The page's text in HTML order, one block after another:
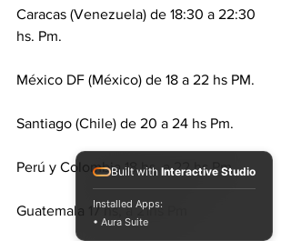
Caracas (Venezuela) de 18:30 a 22:30
hs. Pm.
México DF (México) de 18 a 22 hs PM.
Santiago (Chile) de 20 a 24 hs Pm.
Perú y Colombia 18 hs, a 22 hs Pm
Guatemala 17 hs, a 21hs Pm
Built with Interactive Studio
Installed Apps:
• Aura Suite